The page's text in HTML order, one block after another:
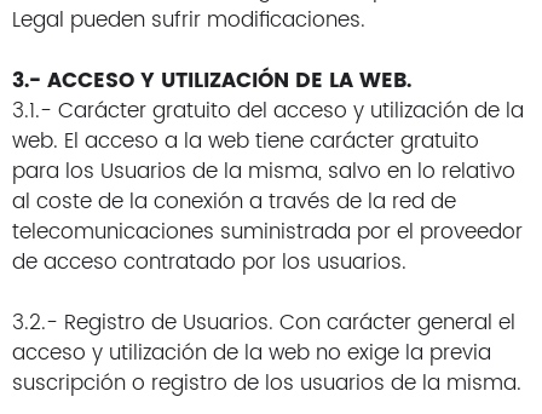
Legal pueden sufrir modificaciones.
3.- ACCESO Y UTILIZACIÓN DE LA WEB.
3.1.- Carácter gratuito del acceso y utilización de la
web. El acceso a la web tiene carácter gratuito
para los Usuarios de la misma, salvo en lo relativo
al coste de la conexión a través de la red de
telecomunicaciones suministrada por el proveedor
de acceso contratado por los usuarios.
3.2.- Registro de Usuarios. Con carácter general el
acceso y utilización de la web no exige la previa
suscripción o registro de los usuarios de la misma.